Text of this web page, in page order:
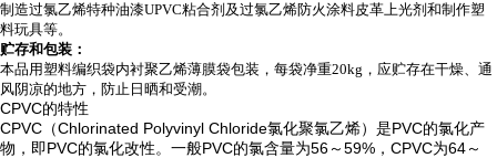
制造过氯乙烯特种油漆UPVC粘合剂及过氯乙烯防火涂料皮革上光剂和制作塑
料玩具等。
贮存和包装：
本品用塑料编织袋内衬聚乙烯薄膜袋包装，每袋净重20kg，应贮存在干燥、通
风阴凉的地方，防止日晒和受潮。
CPVC的特性
CPVC（Chlorinated Polyvinyl Chloride氯化聚氯乙烯）是PVC的氯化产
物，即PVC的氯化改性。一般PVC的氯含量为56～59%，CPVC为64～